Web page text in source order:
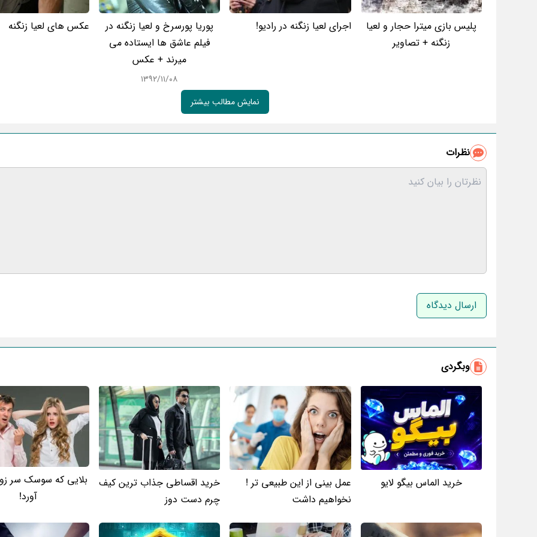
پلیس بازی میترا حجار و لعیا
زنگنه + تصاویر
اجرای لعیا زنگنه در رادیو!
پوریا پورسرخ و لعیا زنگنه در
فیلم عاشق ها ایستاده می
میرند + عکس
۱۳۹۲/۱۱/۰۸
عکس های لعیا زنگنه
نمایش مطالب بیشتر
نظرات
نام و نام خانوادگی
وبگردی
خرید الماس بیگو لایو
عمل بینی از این طبیعی تر !
نخواهیم داشت
خرید اقساطی جذاب ترین کیف
چرم دست دوز
بلایی که سوسک سر
آورد!